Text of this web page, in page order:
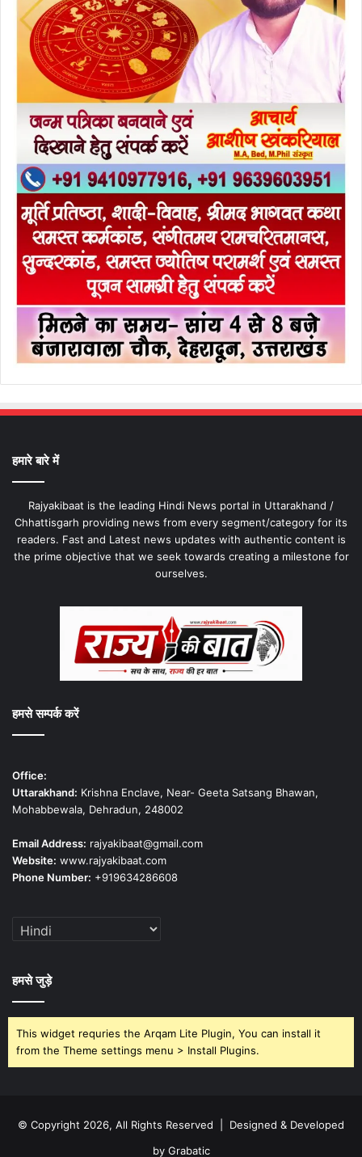
हमारे बारे में
Rajyakibaat is the leading Hindi News portal in Uttarakhand /
Chhattisgarh providing news from every segment/category for its
readers. Fast and Latest news updates with authentic content is
the prime objective that we seek towards creating a milestone for
ourselves.
हमसे सम्पर्क करें
Office:
Uttarakhand: Krishna Enclave, Near- Geeta Satsang Bhawan,
Mohabbewala, Dehradun, 248002
Email Address: rajyakibaat@gmail.com
Website: www.rajyakibaat.com
Phone Number: +919634286608
हमसे जुड़े
This widget requries the Arqam Lite Plugin, You can install it
from the Theme settings menu > Install Plugins.
© Copyright 2026, All Rights Reserved | Designed & Developed
by Grabatic